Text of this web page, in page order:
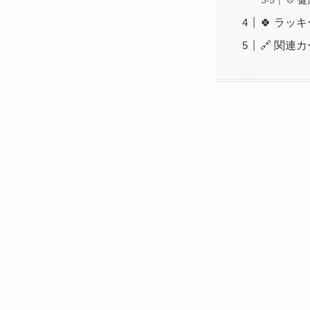
🍀 ラッ
🔗 関連カ